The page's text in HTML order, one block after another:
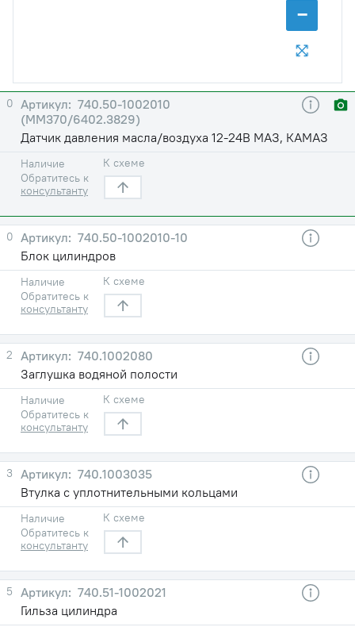
−
0
740.50-1002010
(ММ370/6402.3829)
Датчик давления масла/воздуха 12-24В МАЗ, КАМАЗ
Наличие
Обратитесь к
консультанту
К схеме
0
740.50-1002010-10
Блок цилиндров
Наличие
Обратитесь к
консультанту
К схеме
2
740.1002080
Заглушка водяной полости
Наличие
Обратитесь к
консультанту
К схеме
3
740.1003035
Втулка с уплотнительными кольцами
Наличие
Обратитесь к
консультанту
К схеме
5
740.51-1002021
Гильза цилиндра